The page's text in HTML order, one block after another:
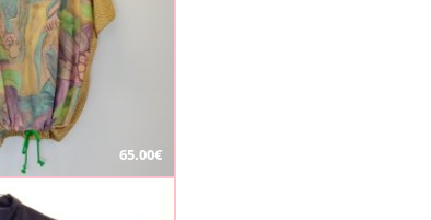
65.00€